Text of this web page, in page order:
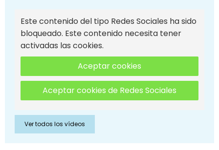
Este contenido del tipo Redes Sociales ha sido
bloqueado. Este contenido necesita tener
activadas las cookies.
Aceptar cookies
Aceptar cookies de Redes Sociales
Ver todos los vídeos